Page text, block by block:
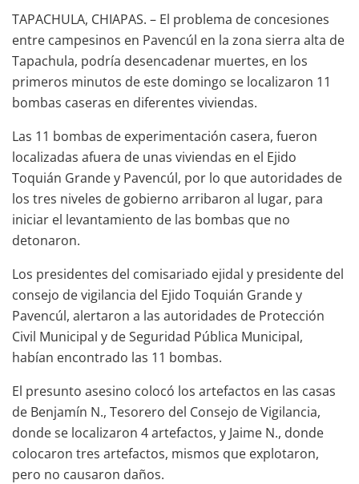
TAPACHULA, CHIAPAS. – El problema de concesiones
entre campesinos en Pavencúl en la zona sierra alta de
Tapachula, podría desencadenar muertes, en los
primeros minutos de este domingo se localizaron 11
bombas caseras en diferentes viviendas.
Las 11 bombas de experimentación casera, fueron
localizadas afuera de unas viviendas en el Ejido
Toquián Grande y Pavencúl, por lo que autoridades de
los tres niveles de gobierno arribaron al lugar, para
iniciar el levantamiento de las bombas que no
detonaron.
Los presidentes del comisariado ejidal y presidente del
consejo de vigilancia del Ejido Toquián Grande y
Pavencúl, alertaron a las autoridades de Protección
Civil Municipal y de Seguridad Pública Municipal,
habían encontrado las 11 bombas.
El presunto asesino colocó los artefactos en las casas
de Benjamín N., Tesorero del Consejo de Vigilancia,
donde se localizaron 4 artefactos, y Jaime N., donde
colocaron tres artefactos, mismos que explotaron,
pero no causaron daños.